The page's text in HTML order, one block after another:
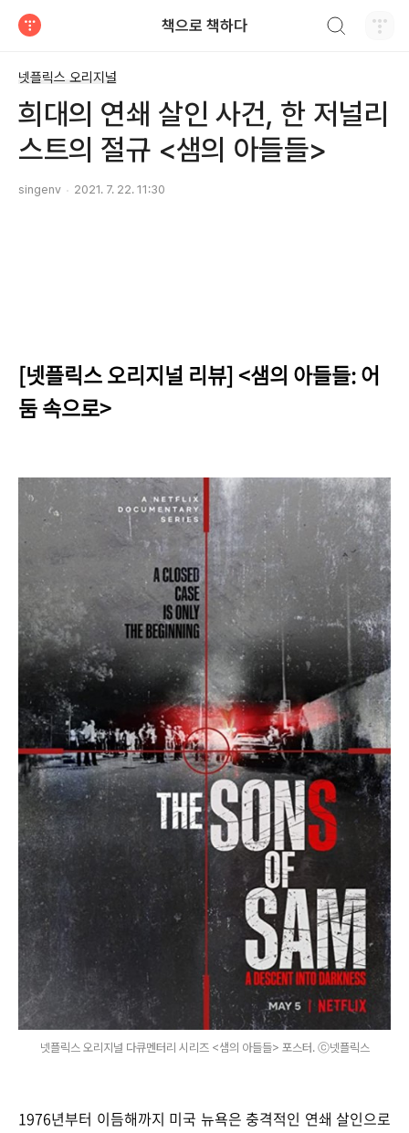
책으로 책하다
넷플릭스 오리지널
희대의 연쇄 살인 사건, 한 저널리
스트의 절규 <샘의 아들들>
singenv 2021. 7. 22. 11:30
[넷플릭스 오리지널 리뷰] <샘의 아들들: 어
둠 속으로>
넷플릭스 오리지널 다큐멘터리 시리즈 <샘의 아들들> 포스터. ⓒ넷플릭스
1976년부터 이듬해까지 미국 뉴욕은 충격적인 연쇄 살인으로